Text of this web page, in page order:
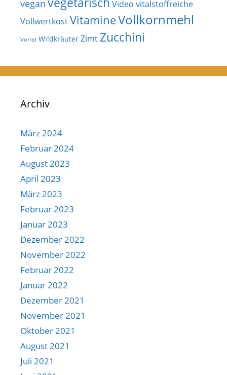
vegan Video vitalstoffreiche
VollwertkostVitamineVollkornmehl
Vorrat Wildkräuter Zimt Zucchini
Archiv
März 2024
Februar 2024
August 2023
April 2023
März 2023
Februar 2023
Januar 2023
Dezember 2022
November 2022
Februar 2022
Januar 2022
Dezember 2021
November 2021
Oktober 2021
August 2021
Juli 2021